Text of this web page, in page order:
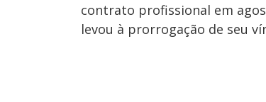
contrato profissional em
levou à prorrogação de seu